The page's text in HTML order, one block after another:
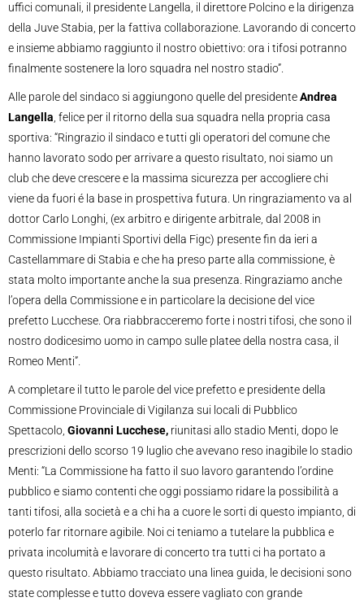
uffici comunali, il presidente Langella, il direttore Polcino e la dirigenza
della Juve Stabia, per la fattiva collaborazione. Lavorando di concerto
e insieme abbiamo raggiunto il nostro obiettivo: ora i tifosi potranno
finalmente sostenere la loro squadra nel nostro stadio”.
Alle parole del sindaco si aggiungono quelle del presidenteAndrea
Langella , felice per il ritorno della sua squadra nella propria casa
sportiva: “Ringrazio il sindaco e tutti gli operatori del comune che
hanno lavorato sodo per arrivare a questo risultato, noi siamo un
club che deve crescere e la massima sicurezza per accogliere chi
viene da fuori é la base in prospettiva futura. Un ringraziamento va al
dottor Carlo Longhi, (ex arbitro e dirigente arbitrale, dal 2008 in
Commissione Impianti Sportivi della Figc) presente fin da ieri a
Castellammare di Stabia e che ha preso parte alla commissione, è
stata molto importante anche la sua presenza. Ringraziamo anche
l’opera della Commissione e in particolare la decisione del vice
prefetto Lucchese. Ora riabbracceremo forte i nostri tifosi, che sono il
nostro dodicesimo uomo in campo sulle platee della nostra casa, il
Romeo Menti”.
A completare il tutto le parole del vice prefetto e presidente della
Commissione Provinciale di Vigilanza sui locali di Pubblico
Spettacolo, Giovanni Lucchese, riunitasi allo stadio Menti, dopo le
prescrizioni dello scorso 19 luglio che avevano reso inagibile lo stadio
Menti: “La Commissione ha fatto il suo lavoro garantendo l’ordine
pubblico e siamo contenti che oggi possiamo ridare la possibilità a
tanti tifosi, alla società e a chi ha a cuore le sorti di questo impianto, di
poterlo far ritornare agibile. Noi ci teniamo a tutelare la pubblica e
privata incolumità e lavorare di concerto tra tutti ci ha portato a
questo risultato. Abbiamo tracciato una linea guida, le decisioni sono
state complesse e tutto doveva essere vagliato con grande